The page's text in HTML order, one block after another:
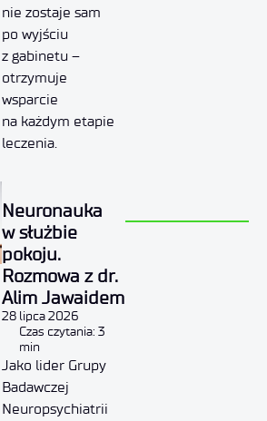
nie zostaje sam
po wyjściu
z gabinetu –
otrzymuje
wsparcie
na każdym etapie
leczenia.
Neuronauka
w służbie
pokoju.
Rozmowa z dr.
Alim Jawaidem
28 lipca 2026
Czas czytania: 3
min
Jako lider Grupy
Badawczej
Neuropsychiatrii